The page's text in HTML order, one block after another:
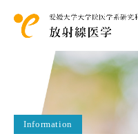
Information